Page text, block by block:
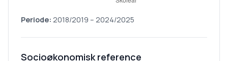
Periode: 2018/2019 – 2024/2025
Socioøkonomisk reference